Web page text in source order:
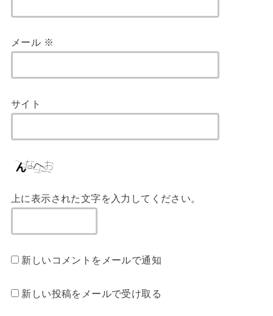
メール ※
サイト
上に表示された文字を入力してください。
新しいコメントをメールで通知
新しい投稿をメールで受け取る